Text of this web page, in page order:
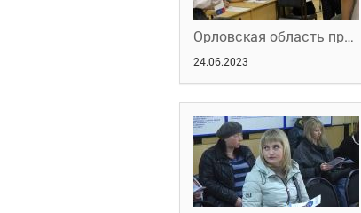
Орловская область приняла участие во Всероссийской ярмарке вакансий
24.06.2023